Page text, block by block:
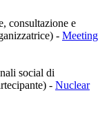
consultazione e
- Meeting
social di
- Nuclear